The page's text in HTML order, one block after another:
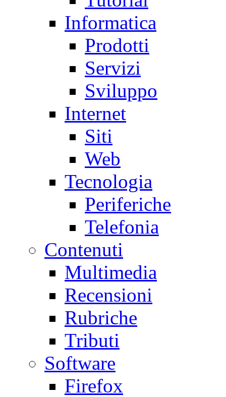
Informatica
Prodotti
Servizi
Sviluppo
Internet
Siti
Web
Tecnologia
Periferiche
Telefonia
Contenuti
Multimedia
Recensioni
Rubriche
Tributi
Software
Firefox